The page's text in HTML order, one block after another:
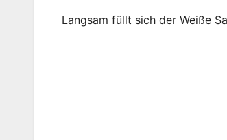
Langsam füllt sich der Weiße